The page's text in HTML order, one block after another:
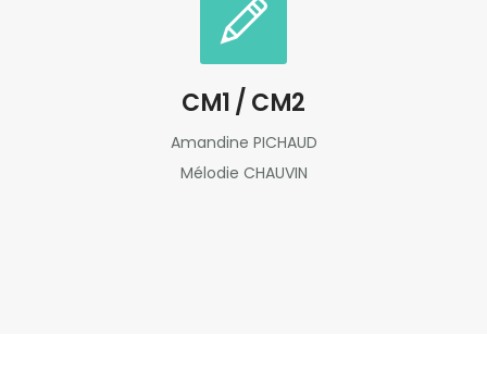
CM1 / CM2
Amandine PICHAUD
Mélodie CHAUVIN